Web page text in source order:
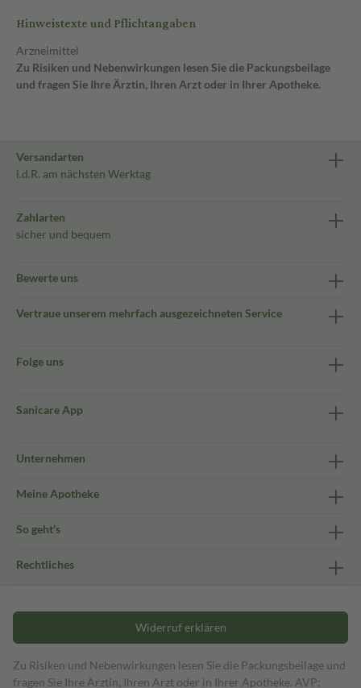
Hinweistexte und Pflichtangaben
Arzneimittel
Zu Risiken und Nebenwirkungen lesen Sie die Packungsbeilage
und fragen Sie Ihre Ärztin, Ihren Arzt oder in Ihrer Apotheke.
Versandarten
i.d.R. am nächsten Werktag
Zahlarten
sicher und bequem
Bewerte uns
Vertraue unserem mehrfach ausgezeichneten Service
Folge uns
Sanicare App
Unternehmen
Meine Apotheke
So geht's
Rechtliches
Widerruf erklären
Zu Risiken und Nebenwirkungen lesen Sie die Packungsbeilage und
fragen Sie Ihre Ärztin, Ihren Arzt oder in Ihrer Apotheke. AVP: